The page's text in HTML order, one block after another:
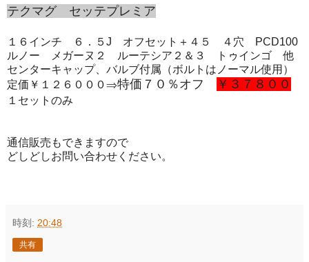
テクマグ セッテプレミア
１６インチ ６．５J オフセット＋４５ ４穴 PCD100
ルノー メガーヌ２ ルーテシア２＆３ トゥインゴ 他
センターキャップ、バルブ付属（ボルトはノーマル使用）
定価￥１２６０００⇒特価７０％オフ ￥３７８００
１セットのみ
通信販売もできますので
どしどしお問い合わせください。
時刻: 20:48
共有